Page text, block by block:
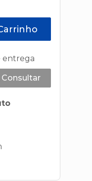
entrega
Consultar